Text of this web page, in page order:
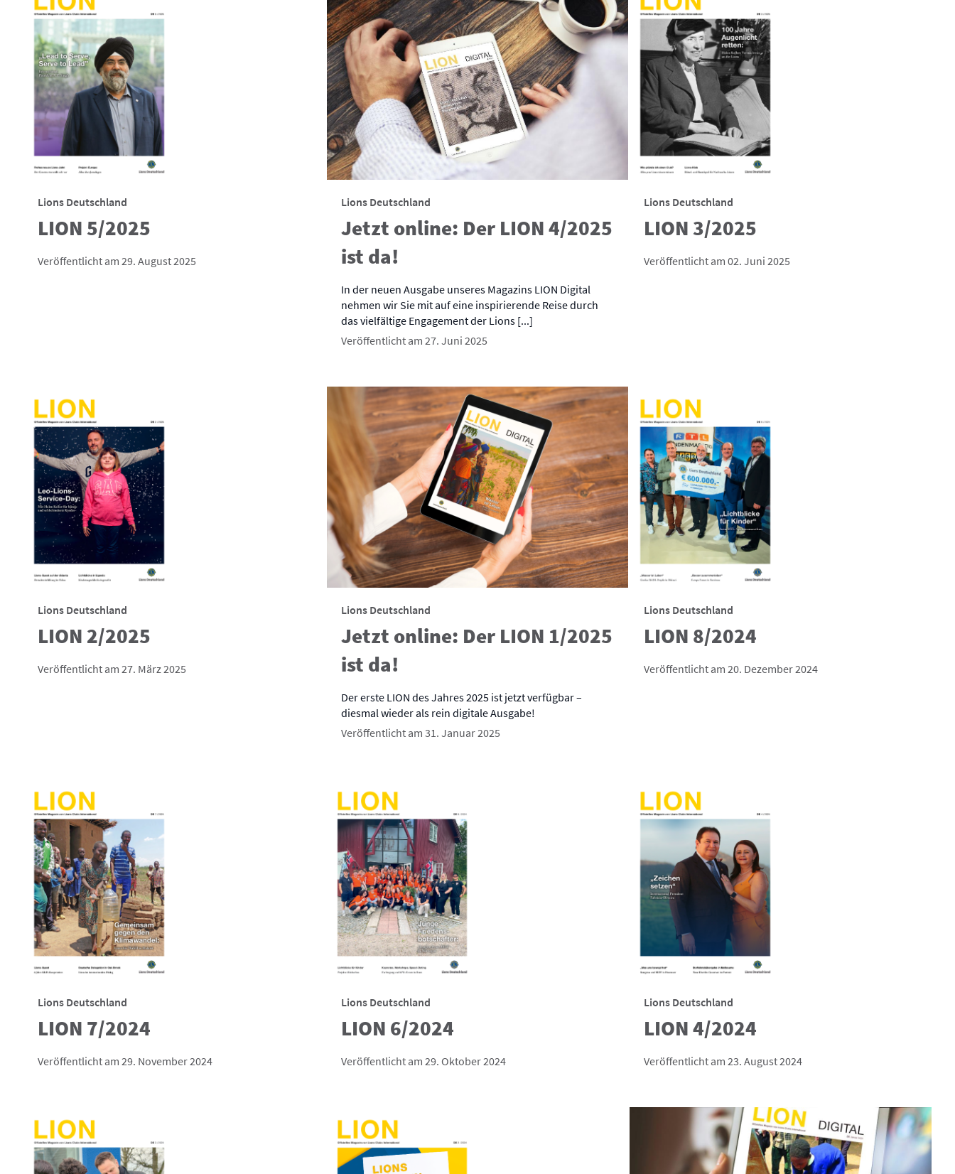
Lions Deutschland
LION 5/2025
Veröffentlicht am 29. August 2025
Lions Deutschland
Jetzt online: Der LION 4/2025
ist da!
In der neuen Ausgabe unseres Magazins LION Digital
nehmen wir Sie mit auf eine inspirierende Reise durch
das vielfältige Engagement der Lions [...]
Veröffentlicht am 27. Juni 2025
Lions Deutschland
LION 3/2025
Veröffentlicht am 02. Juni 2025
Lions Deutschland
LION 2/2025
Veröffentlicht am 27. März 2025
Lions Deutschland
Jetzt online: Der LION 1/2025
ist da!
Der erste LION des Jahres 2025 ist jetzt verfügbar –
diesmal wieder als rein digitale Ausgabe!
Veröffentlicht am 31. Januar 2025
Lions Deutschland
LION 8/2024
Veröffentlicht am 20. Dezember 2024
Lions Deutschland
LION 7/2024
Veröffentlicht am 29. November 2024
Lions Deutschland
LION 6/2024
Veröffentlicht am 29. Oktober 2024
Lions Deutschland
LION 4/2024
Veröffentlicht am 23. August 2024